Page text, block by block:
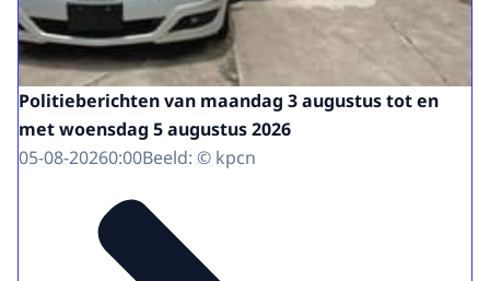
Politieberichten van maandag 3 augustus tot en
met woensdag 5 augustus 2026
05-08-20260:00Beeld: © kpcn